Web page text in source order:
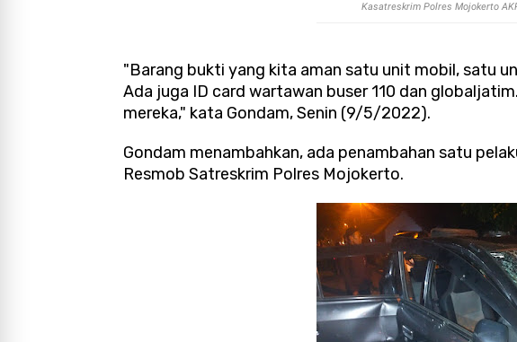
Kasatreskrim Polres Mojokerto
"Barang bukti yang kita aman satu unit mobil, satu
Ada juga ID card wartawan buser 110 dan
mereka," kata Gondam, Senin (9/5/2022).
Gondam menambahkan, ada penambahan satu
Resmob Satreskrim Polres Mojokerto.